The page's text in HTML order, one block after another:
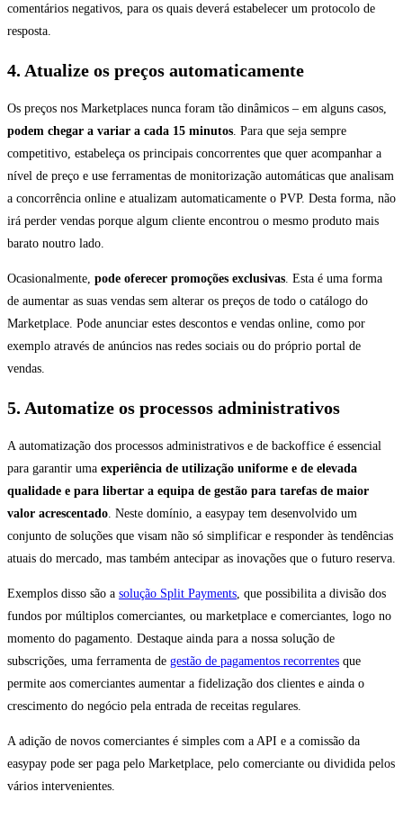
comentários negativos, para os quais deverá estabelecer um protocolo de
resposta.
4. Atualize os preços automaticamente
Os preços nos Marketplaces nunca foram tão dinâmicos – em alguns casos,
podem chegar a variar a cada 15 minutos. Para que seja sempre
competitivo, estabeleça os principais concorrentes que quer acompanhar a
nível de preço e use ferramentas de monitorização automáticas que analisam
a concorrência online e atualizam automaticamente o PVP. Desta forma, não
irá perder vendas porque algum cliente encontrou o mesmo produto mais
barato noutro lado.
Ocasionalmente, pode oferecer promoções exclusivas. Esta é uma forma
de aumentar as suas vendas sem alterar os preços de todo o catálogo do
Marketplace. Pode anunciar estes descontos e vendas online, como por
exemplo através de anúncios nas redes sociais ou do próprio portal de
vendas.
5. Automatize os processos administrativos
A automatização dos processos administrativos e de backoffice é essencial
para garantir uma experiência de utilização uniforme e de elevada
qualidade e para libertar a equipa de gestão para tarefas de maior
valor acrescentado. Neste domínio, a easypay tem desenvolvido um
conjunto de soluções que visam não só simplificar e responder às tendências
atuais do mercado, mas também antecipar as inovações que o futuro reserva.
Exemplos disso são a solução Split Payments, que possibilita a divisão dos
fundos por múltiplos comerciantes, ou marketplace e comerciantes, logo no
momento do pagamento. Destaque ainda para a nossa solução de
subscrições, uma ferramenta de gestão de pagamentos recorrentes que
permite aos comerciantes aumentar a fidelização dos clientes e ainda o
crescimento do negócio pela entrada de receitas regulares.
A adição de novos comerciantes é simples com a API e a comissão da
easypay pode ser paga pelo Marketplace, pelo comerciante ou dividida pelos
vários intervenientes.